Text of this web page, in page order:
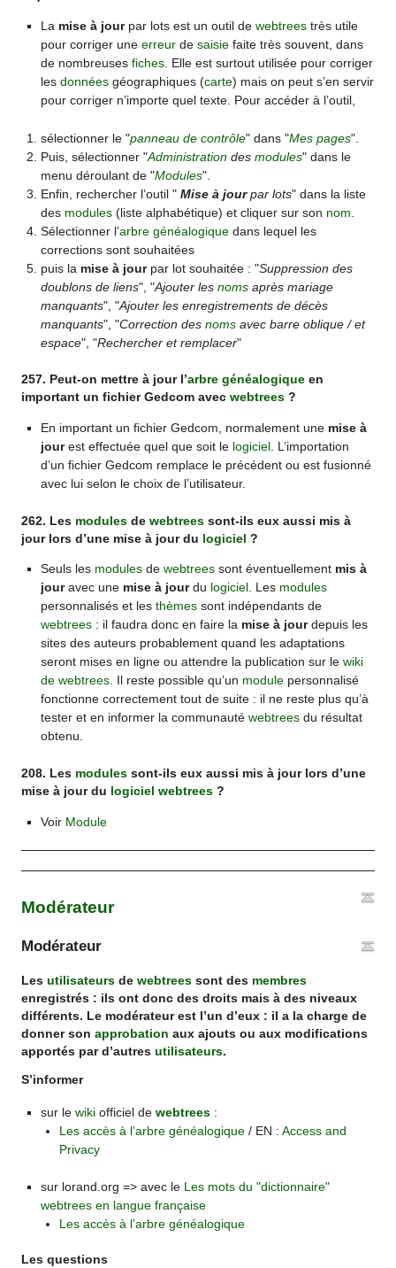
La mise à jourpar lots est un outil de webtreestrès utile
pour corriger une erreurde saisiefaite très souvent, dans
de nombreuses fiches. Elle est surtout utilisée pour corriger
les donnéesgéographiques (carte) mais on peut s’en servir
pour corriger n’importe quel texte. Pour accéder à l’outil,
sélectionner le "panneau de contrôle" dans "Mes pages".
Puis, sélectionner "Administrationdes modules" dans le
menu déroulant de "Modules".
Enfin, rechercher l’outil " Mise à jourpar lots" dans la liste
des modules(liste alphabétique) et cliquer sur son nom
Sélectionner l’arbre généalogiquedans lequel les
corrections sont souhaitées
puis la mise à jourpar lot souhaitée : "Suppression des
doublons de liens", "Ajouter les nomsaprès mariage
manquants", "Ajouter les enregistrements de décès
manquants", "Correction des nomsavec barre oblique / et
espace", "Rechercher et remplacer"
257. Peut-on mettre à jour l’arbre généalogique en
important un fichier Gedcom avecwebtrees ?
En important un fichier Gedcom, normalement une mise à
jourest effectuée quel que soit le logiciel. L’importation
d’un fichier Gedcom remplace le précédent ou est fusionné
avec lui selon le choix de l’utilisateur.
262. Les modules dewebtrees sont-ils eux aussi mis à
jour lors d’une mise à jour du logiciel ?
Seuls les modulesde webtreessont éventuellement mis à
jouravec une mise à jourdu logiciel. Les modules
personnalisés et les thèmessont indépendants de
webtrees: il faudra donc en faire la mise à jourdepuis les
sites des auteurs probablement quand les adaptations
seront mises en ligne ou attendre la publication sur le wiki
de webtrees. Il reste possible qu’un modulepersonnalisé
fonctionne correctement tout de suite : il ne reste plus qu’à
tester et en informer la communauté webtreesdu résultat
obtenu.
208. Les modules sont-ils eux aussi mis à jour lors d’une
mise à jour du logiciel webtrees ?
Voir Module
Modérateur
Modérateur
Lesutilisateurs dewebtrees sont des membres
enregistrés : ils ont donc des droits mais à des niveaux
différents. Le modérateur est l’un d’eux : il a la charge de
donner sonapprobation aux ajouts ou aux modifications
apportés par d’autresutilisateurs.
S’informer
sur le wikiofficiel de webtrees:
Les accès à l’arbre généalogique / EN :Access and
Privacy
sur lorand.org => avec le Les mots du "dictionnaire"
webtrees en langue française
Les accès à l’arbre généalogique
Les questions